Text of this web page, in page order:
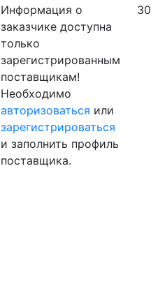
Информация о
заказчике доступна
только
зарегистрированным
поставщикам!
Необходимо
авторизоваться или
зарегистрироваться
и заполнить профиль
поставщика.